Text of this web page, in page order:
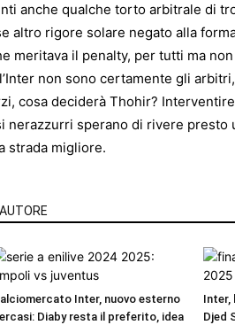
anche qualche torto arbitrale di
altro rigore solare negato alla
meritava il penalty, per tutti ma
non sono certamente gli
cosa deciderà Thohir?
sperano di rivere presto
strada migliore.
Inter, nuovo esterno
Diaby resta il preferito, idea
Inter,
Djed